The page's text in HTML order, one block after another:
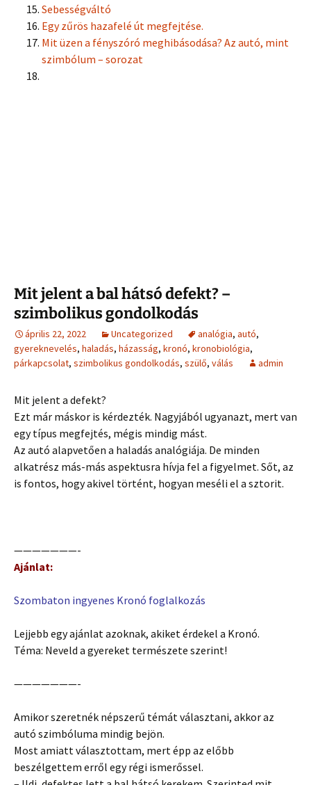
Sebességváltó
Egy zűrös hazafelé út megfejtése.
Mit üzen a fényszóró meghibásodása? Az autó, mint
szimbólum – sorozat
Mit jelent a bal hátsó defekt? –
szimbolikus gondolkodás
április 22, 2022 Uncategorized analógia, autó,
gyereknevelés, haladás, házasság, kronó, kronobiológia,
párkapcsolat, szimbolikus gondolkodás, szülő, válás admin
Mit jelent a defekt?
Ezt már máskor is kérdezték. Nagyjából ugyanazt, mert van
egy típus megfejtés, mégis mindig mást.
Az autó alapvetően a haladás analógiája. De minden
alkatrész más-más aspektusra hívja fel a figyelmet. Sőt, az
is fontos, hogy akivel történt, hogyan meséli el a sztorit.
———————-
Ajánlat:
Szombaton ingyenes Kronó foglalkozás
Lejjebb egy ajánlat azoknak, akiket érdekel a Kronó.
Téma: Neveld a gyereket természete szerint!
———————-
Amikor szeretnék népszerű témát választani, akkor az
autó szimbóluma mindig bejön.
Most amiatt választottam, mert épp az előbb
beszélgettem erről egy régi ismerőssel.